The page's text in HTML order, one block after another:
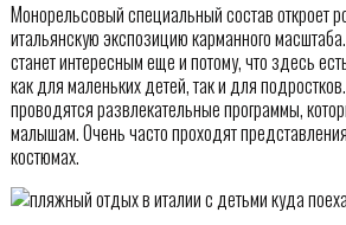
Монорельсовый специальный состав откроет
итальянскую экспозицию карманного
станет интересным еще и потому, что здесь
как для маленьких детей, так и для
проводятся развлекательные программы,
малышам. Очень часто проходят
костюмах.